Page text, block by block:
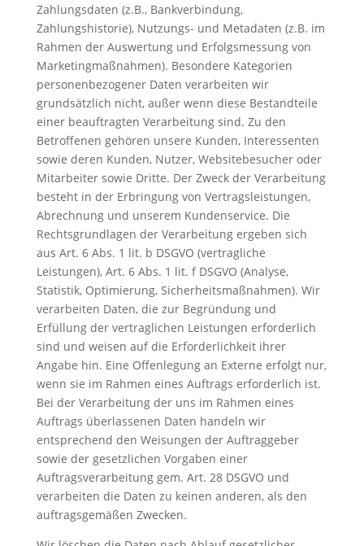
Zahlungsdaten (z.B., Bankverbindung,
Zahlungshistorie), Nutzungs- und Metadaten (z.B. im
Rahmen der Auswertung und Erfolgsmessung von
Marketingmaßnahmen). Besondere Kategorien
personenbezogener Daten verarbeiten wir
grundsätzlich nicht, außer wenn diese Bestandteile
einer beauftragten Verarbeitung sind. Zu den
Betroffenen gehören unsere Kunden, Interessenten
sowie deren Kunden, Nutzer, Websitebesucher oder
Mitarbeiter sowie Dritte. Der Zweck der Verarbeitung
besteht in der Erbringung von Vertragsleistungen,
Abrechnung und unserem Kundenservice. Die
Rechtsgrundlagen der Verarbeitung ergeben sich
aus Art. 6 Abs. 1 lit. b DSGVO (vertragliche
Leistungen), Art. 6 Abs. 1 lit. f DSGVO (Analyse,
Statistik, Optimierung, Sicherheitsmaßnahmen). Wir
verarbeiten Daten, die zur Begründung und
Erfüllung der vertraglichen Leistungen erforderlich
sind und weisen auf die Erforderlichkeit ihrer
Angabe hin. Eine Offenlegung an Externe erfolgt nur,
wenn sie im Rahmen eines Auftrags erforderlich ist.
Bei der Verarbeitung der uns im Rahmen eines
Auftrags überlassenen Daten handeln wir
entsprechend den Weisungen der Auftraggeber
sowie der gesetzlichen Vorgaben einer
Auftragsverarbeitung gem. Art. 28 DSGVO und
verarbeiten die Daten zu keinen anderen, als den
auftragsgemäßen Zwecken.